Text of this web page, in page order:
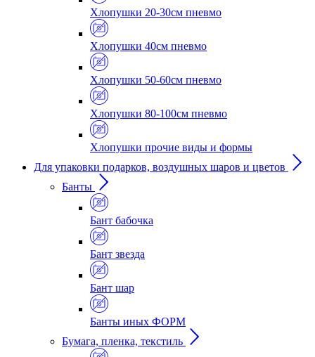
Хлопушки 20-30см пневмо
Хлопушки 40см пневмо
Хлопушки 50-60см пневмо
Хлопушки 80-100см пневмо
Хлопушки прочие виды и формы
Для упаковки подарков, воздушных шаров и цветов
Банты
Бант бабочка
Бант звезда
Бант шар
Банты иных ФОРМ
Бумага, пленка, текстиль